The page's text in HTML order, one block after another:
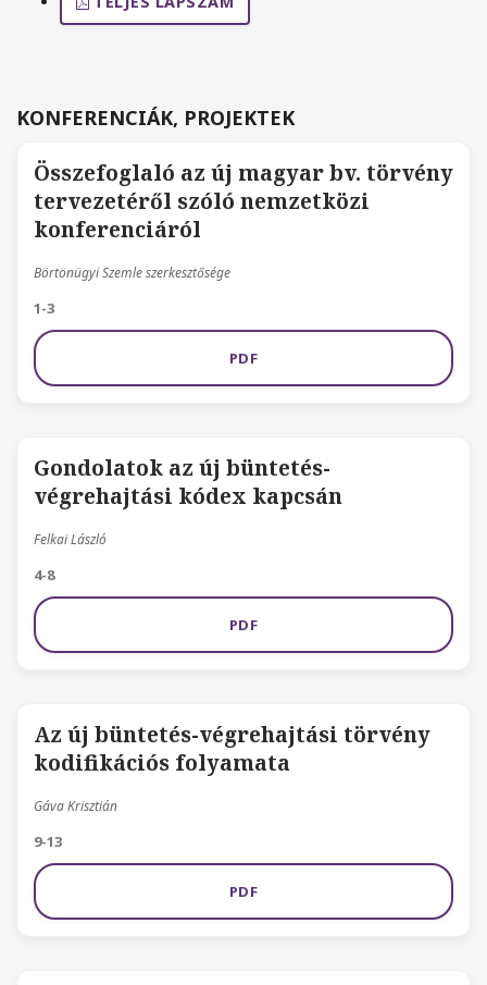
KONFERENCIÁK, PROJEKTEK
Összefoglaló az új magyar bv. törvény
tervezetéről szóló nemzetközi
konferenciáról
Börtönügyi Szemle szerkesztősége
1-3
PDF
Gondolatok az új büntetés-
végrehajtási kódex kapcsán
Felkai László
4-8
PDF
Az új büntetés-végrehajtási törvény
kodifikációs folyamata
Gáva Krisztián
9-13
PDF